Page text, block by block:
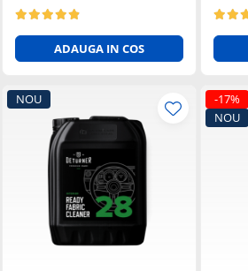
ADAUGA IN COS
NOU
-17%
NOU